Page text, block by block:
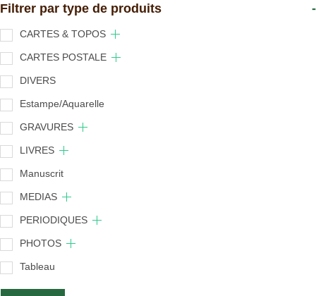
Filtrer par type de produits -
CARTES & TOPOS
CARTES POSTALE
DIVERS
Estampe/Aquarelle
GRAVURES
LIVRES
Manuscrit
MEDIAS
PERIODIQUES
PHOTOS
Tableau